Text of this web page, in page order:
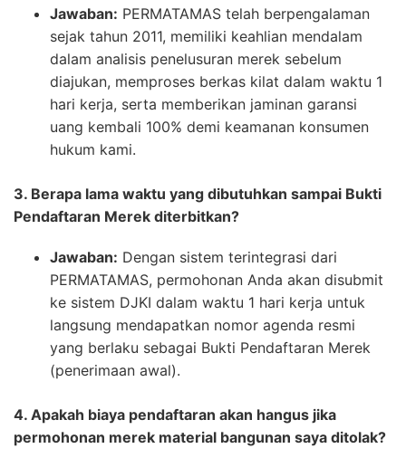
Jawaban: PERMATAMAS telah berpengalaman
sejak tahun 2011, memiliki keahlian mendalam
dalam analisis penelusuran merek sebelum
diajukan, memproses berkas kilat dalam waktu 1
hari kerja, serta memberikan jaminan garansi
uang kembali 100% demi keamanan konsumen
hukum kami.
3. Berapa lama waktu yang dibutuhkan sampai Bukti
Pendaftaran Merek diterbitkan?
Jawaban: Dengan sistem terintegrasi dari
PERMATAMAS, permohonan Anda akan disubmit
ke sistem DJKI dalam waktu 1 hari kerja untuk
langsung mendapatkan nomor agenda resmi
yang berlaku sebagai Bukti Pendaftaran Merek
(penerimaan awal).
4. Apakah biaya pendaftaran akan hangus jika
permohonan merek material bangunan saya ditolak?